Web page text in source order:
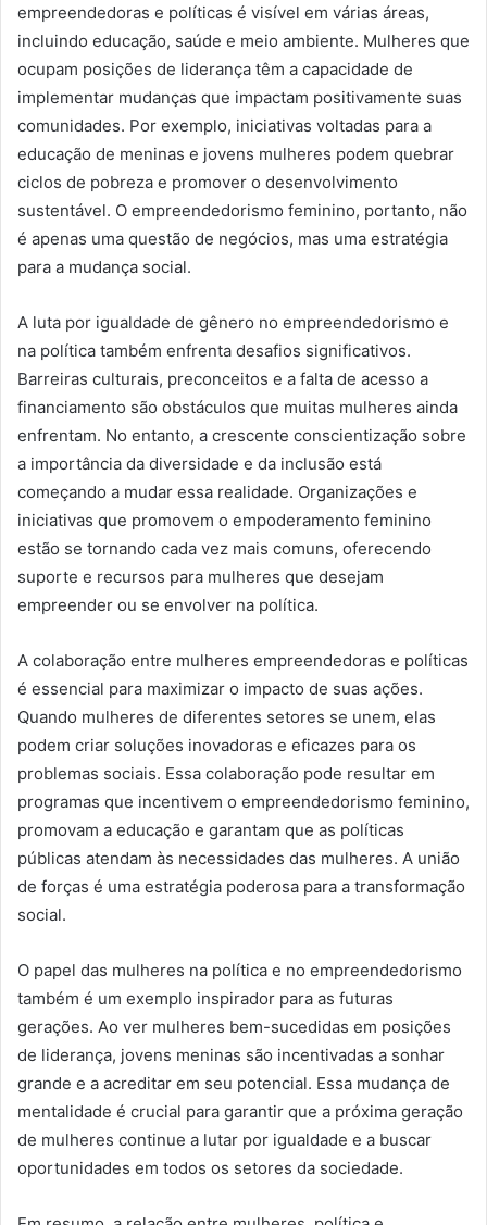
empreendedoras e políticas é visível em várias áreas,
incluindo educação, saúde e meio ambiente. Mulheres que
ocupam posições de liderança têm a capacidade de
implementar mudanças que impactam positivamente suas
comunidades. Por exemplo, iniciativas voltadas para a
educação de meninas e jovens mulheres podem quebrar
ciclos de pobreza e promover o desenvolvimento
sustentável. O empreendedorismo feminino, portanto, não
é apenas uma questão de negócios, mas uma estratégia
para a mudança social.
A luta por igualdade de gênero no empreendedorismo e
na política também enfrenta desafios significativos.
Barreiras culturais, preconceitos e a falta de acesso a
financiamento são obstáculos que muitas mulheres ainda
enfrentam. No entanto, a crescente conscientização sobre
a importância da diversidade e da inclusão está
começando a mudar essa realidade. Organizações e
iniciativas que promovem o empoderamento feminino
estão se tornando cada vez mais comuns, oferecendo
suporte e recursos para mulheres que desejam
empreender ou se envolver na política.
A colaboração entre mulheres empreendedoras e políticas
é essencial para maximizar o impacto de suas ações.
Quando mulheres de diferentes setores se unem, elas
podem criar soluções inovadoras e eficazes para os
problemas sociais. Essa colaboração pode resultar em
programas que incentivem o empreendedorismo feminino,
promovam a educação e garantam que as políticas
públicas atendam às necessidades das mulheres. A união
de forças é uma estratégia poderosa para a transformação
social.
O papel das mulheres na política e no empreendedorismo
também é um exemplo inspirador para as futuras
gerações. Ao ver mulheres bem-sucedidas em posições
de liderança, jovens meninas são incentivadas a sonhar
grande e a acreditar em seu potencial. Essa mudança de
mentalidade é crucial para garantir que a próxima geração
de mulheres continue a lutar por igualdade e a buscar
oportunidades em todos os setores da sociedade.